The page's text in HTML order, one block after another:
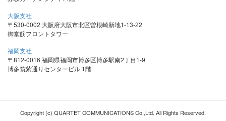
大阪支社
〒530-0002 大阪府大阪市北区曽根崎新地1-13-22
御堂筋フロントタワー
福岡支社
〒812-0016 福岡県福岡市博多区博多駅南2丁目1-9
博多筑紫通りセンタービル 1階
Copyright (c) QUARTET COMMUNICATIONS Co.,Ltd. All Rights Reserved.